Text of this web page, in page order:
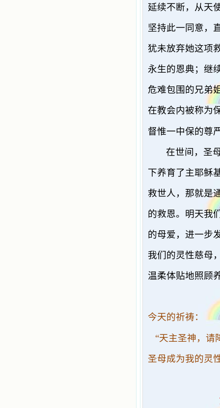
延续不断，从天
坚持此一同意，
犹未放弃她这项
永生的恩典；继
危难包围的兄弟
在教会内被称为
督惟一中保的尊
在世间，圣
下养育了主耶稣
救世人，那就是
的救恩。明天我
的母爱，进一步
我们的灵性慈母
温柔体贴地照顾
今天的祈祷：
“天主圣神，请
圣母成为我的灵